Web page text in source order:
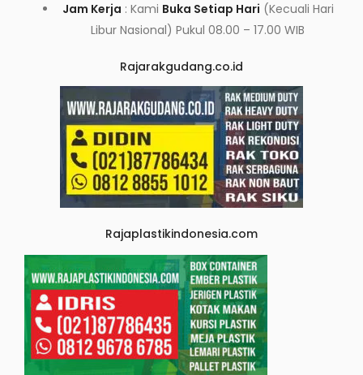
Jam Kerja : Kami Buka Setiap Hari (Kecuali Hari
Libur Nasional) Pukul 08.00 – 17.00 WIB
Rajarakgudang.co.id
Rajaplastikindonesia.com